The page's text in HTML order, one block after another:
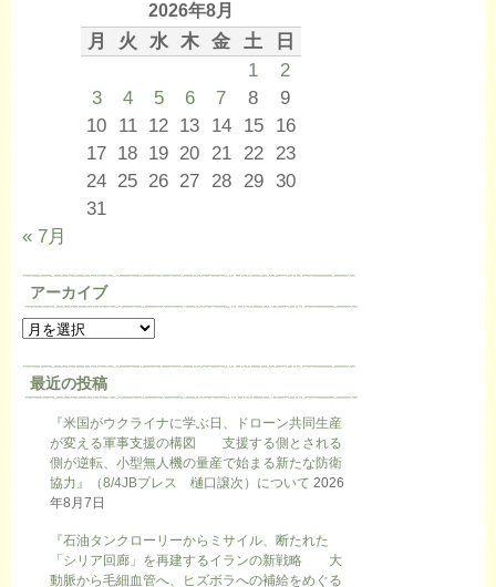
2026年8月
月 火 水 木 金 土
日
1
2
3
4 5 6 7 8
9
10 11 12 13 14 15
16
17 18 19 20 21 22
23
24 25 26 27 28 29 30
31
« 7月
アーカイブ
最近の投稿
『米国がウクライナに学ぶ日、ドローン共同生産
が変える軍事支援の構図 支援する側とされる
側が逆転、小型無人機の量産で始まる新たな防衛
協力』（8/4JBプレス 樋口譲次）について 2026
年8月7日
『石油タンクローリーからミサイル、断たれた
「シリア回廊」を再建するイランの新戦略 大
動脈から毛細血管へ、ヒズボラへの補給をめぐる